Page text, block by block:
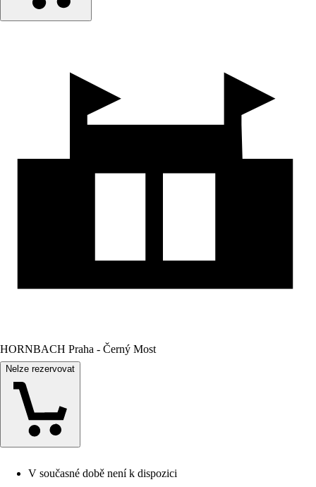
HORNBACH Praha - Černý Most
Nelze rezervovat
V současné době není k dispozici